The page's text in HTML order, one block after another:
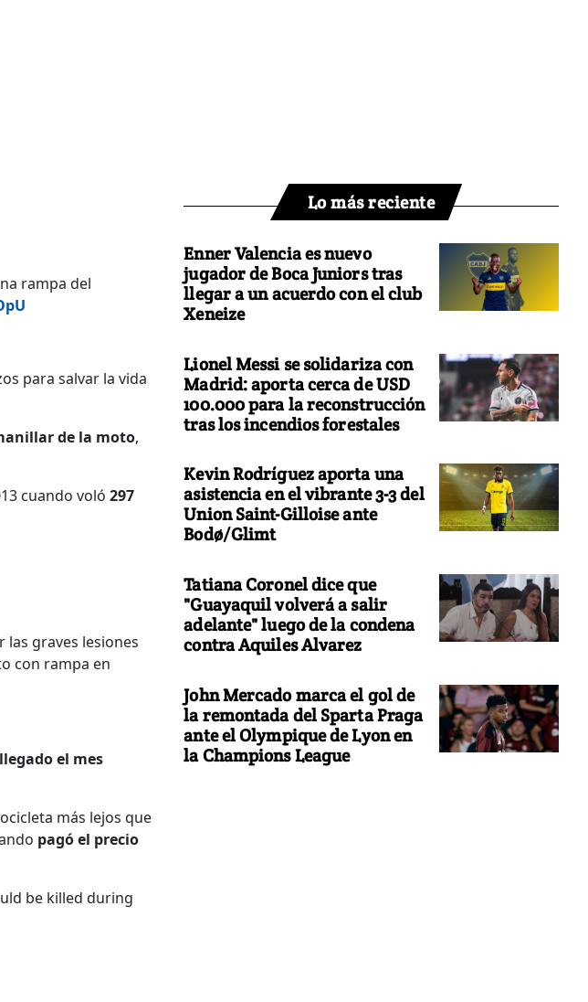
rampa del
para salvar la vida
de la moto,
cuando voló 297
graves lesiones
con rampa en
el mes
más lejos que
pagó el precio
be killed during
Lo más reciente
Enner Valencia es nuevo
jugador de Boca Juniors tras
llegar a un acuerdo con el club
Xeneize
Lionel Messi se solidariza con
Madrid: aporta cerca de USD
100.000 para la reconstrucción
tras los incendios forestales
Kevin Rodríguez aporta una
asistencia en el vibrante 3-3 del
Union Saint-Gilloise ante
Bodø/Glimt
Tatiana Coronel dice que
"Guayaquil volverá a salir
adelante" luego de la condena
contra Aquiles Alvarez
John Mercado marca el gol de
la remontada del Sparta Praga
ante el Olympique de Lyon en
la Champions League